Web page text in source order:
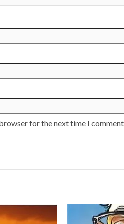
for the next time I comment.